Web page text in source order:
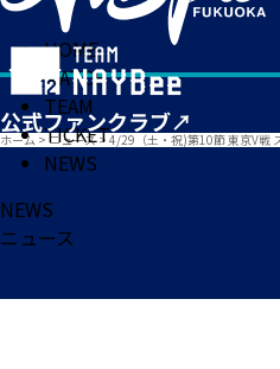
HOME
MATCH
TEAM
TICKET
NEWS
ホーム > ニュース> 4/29（土・祝)第10節 東京V戦
NEWS
ニュース